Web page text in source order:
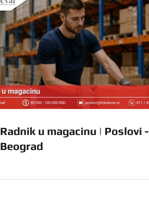
Radnik u magacinu | Poslovi -
Beograd